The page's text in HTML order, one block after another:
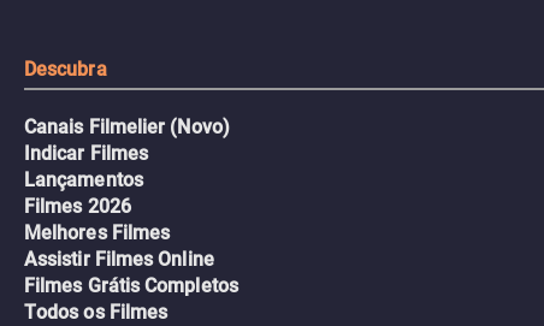
Descubra
Canais Filmelier (Novo)
Indicar Filmes
Lançamentos
Filmes 2026
Melhores Filmes
Assistir Filmes Online
Filmes Grátis Completos
Todos os Filmes